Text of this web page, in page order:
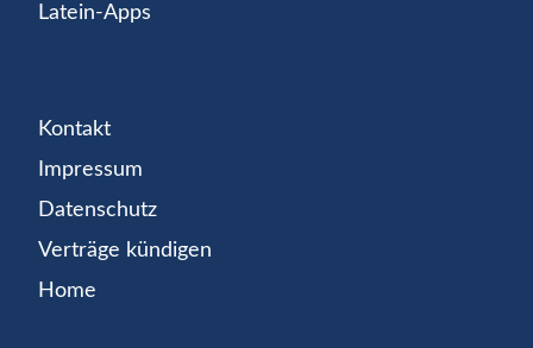
Latein-Apps
Kontakt
Impressum
Datenschutz
Verträge kündigen
Home